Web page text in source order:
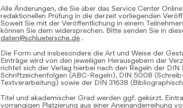
Alle Änderungen, die Sie über das Service Center
redaktionellen Prüfung in die derzeit vorliegenden
Soweit Sie mit der Veröffentlichung in einem
können Sie dem widersprechen. Bitte senden Sie in
daten@schluetersche.de .
Die Form und insbesondere die Art und Weise der
Einträge wird von den jeweiligen Herausgebern der
richtet sich der Verlag hierbei nach den Regeln der
Schriftzeichenfolgen (ABC-Regeln), DIN 5008
Textverarbeitung) sowie der DIN 31638
Titel und akademischer Grad werden ggf. gekürzt.
vorrangigen Platzierung aus einer Aneinanderreihung